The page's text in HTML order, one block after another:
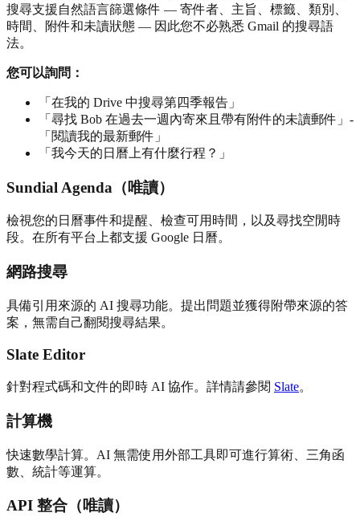
搜尋支援自然語言篩選條件 — 寄件者、主旨、標籤、類別、
時間、附件和未讀狀態 — 因此您不必熟悉 Gmail 的搜尋語
法。
您可以詢問：
「在我的 Drive 中搜尋第四季報告」
「尋找 Bob 在過去一週內寄來且帶有附件的未讀郵件」-
「閱讀我的最新郵件」
「我今天的日曆上有什麼行程？」
Sundial Agenda（唯讀）
檢視您的日曆事件和提醒、檢查可用時間，以及尋找空閒時
段。在所有平台上都支援 Google 日曆。
網路搜尋
具備引用來源的 AI 搜尋功能。提出問題並獲得附帶來源的答
案，無需自己翻閱搜尋結果。
Slate Editor
針對程式碼和文件的即時 AI 協作。詳情請參閱 Slate。
計算機
快速數學計算。AI 無需使用外部工具即可進行算術、三角函
數、統計等運算。
API 整合（唯讀）